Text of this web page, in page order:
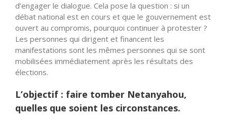
d’engager le dialogue. Cela pose la question : si un
débat national est en cours et que le gouvernement est
ouvert au compromis, pourquoi continuer à protester ?
Les personnes qui dirigent et financent les
manifestations sont les mêmes personnes qui se sont
mobilisées immédiatement après les résultats des
élections.
L’objectif : faire tomber Netanyahou,
quelles que soient les circonstances.